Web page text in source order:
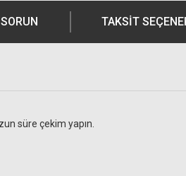
TAKSIT
süre çekim yapın.